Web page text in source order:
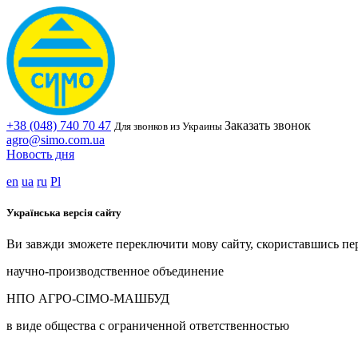
+38 (048) 740 70 47 Для звонков из Украины Заказать звонок
agro@simo.com.ua
Новость дня
en ua ru Pl
Українська версія сайту
Ви завжди зможете переключити мову сайту, скориставшись
научно-производственное объединение
НПО АГРО-СІМО-МАШБУД
в виде общества с ограниченной ответственностью